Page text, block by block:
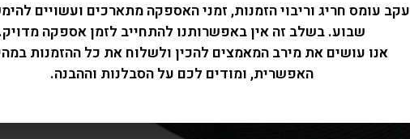
עקב עומס חריג וריבוי הזמנות, זמני האספקה מתארכים ועשויים
שבוע. בשלב זה אין באפשרותנו להתחייב לזמן אספקה מדויק.
אנו עושים את מירב המאמצים להכין ולשלוח את כל ההזמנות
האפשרית, ומודים לכם על הסבלנות וההבנה.